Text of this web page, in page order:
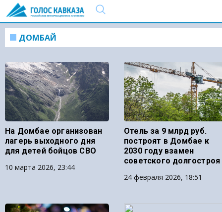
ДОМБАЙ
На Домбае организован
лагерь выходного дня
для детей бойцов СВО
10 марта 2026, 23:44
Отель за 9 млрд руб.
построят в Домбае к
2030 году взамен
советского долгостроя
24 февраля 2026, 18:51